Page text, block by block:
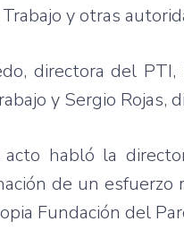
y otras
directora del
y Sergio Rojas,
habló la
de un
Fundación del